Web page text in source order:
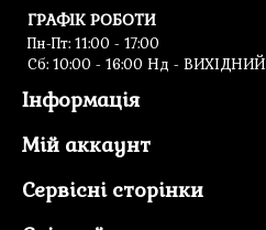
ГРАФІК РОБОТИ
Пн-Пт: 11:00 - 17:00
Cб: 10:00 - 16:00 Нд - ВИХІДНИЙ
Інформація
Мій аккаунт
Сервісні сторінки